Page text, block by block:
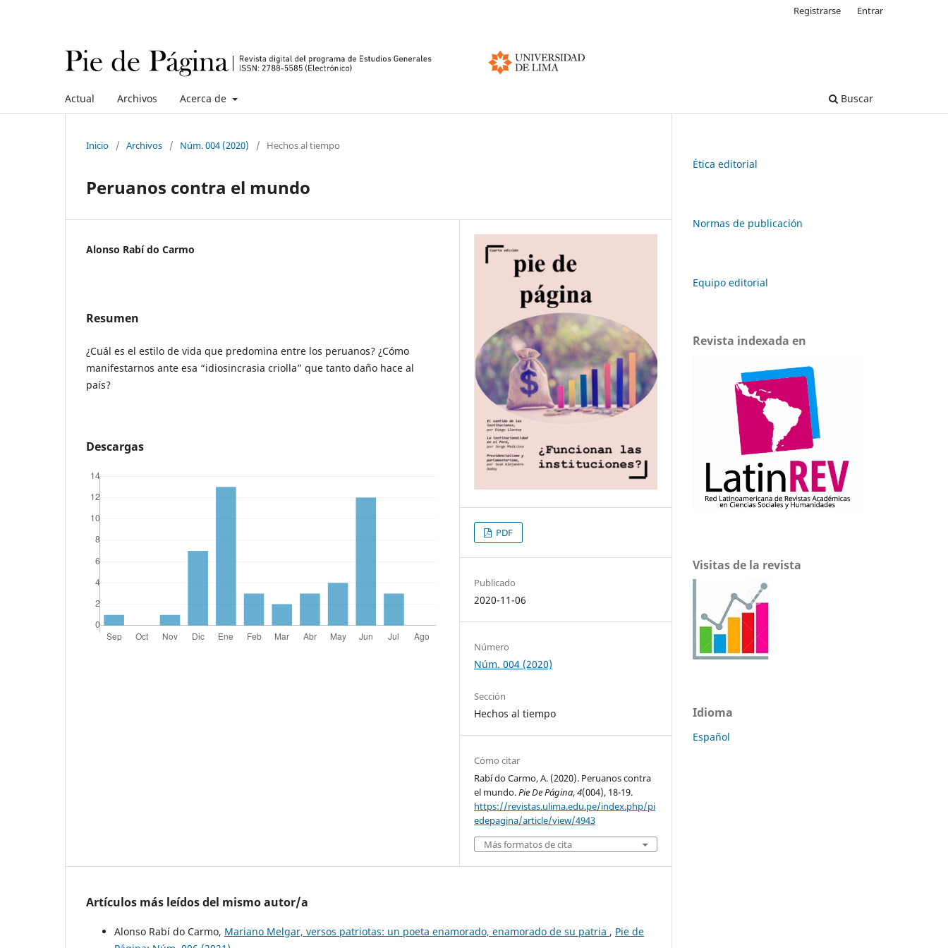
Actual Archivos Acerca de Buscar
Registrarse Entrar
Inicio / Archivos / Núm. 004 (2020) / Hechos al tiempo
Peruanos contra el mundo
Alonso Rabí do Carmo
Resumen
¿Cuál es el estilo de vida que predomina entre los peruanos? ¿Cómo
manifestarnos ante esa “idiosincrasia criolla” que tanto daño hace al
país?
Descargas
PDF
Publicado
2020-11-06
Número
Núm. 004 (2020)
Sección
Hechos al tiempo
Cómo citar
Rabí do Carmo, A. (2020). Peruanos contra
el mundo.Pie De Página,4(004), 18-19.
https://revistas.ulima.edu.pe/index.php/pi
edepagina/article/view/4943
Más formatos de cita
Artículos más leídos del mismo autor/a
Alonso Rabí do Carmo, Mariano Melgar, versos patriotas: un poeta enamorado, enamorado de su patria , Pie de
Ética editorial
Normas de publicación
Equipo editorial
Revista indexada en
Visitas de la revista
Idioma
Español